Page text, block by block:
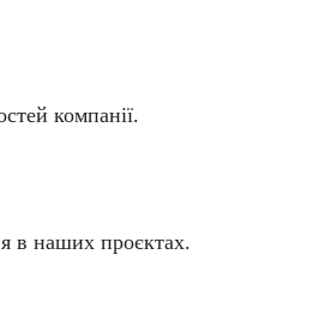
компанії.
в наших проєктах.